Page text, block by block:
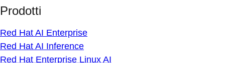
Prodotti
Red Hat AI Enterprise
Red Hat AI Inference
Red Hat Enterprise Linux AI